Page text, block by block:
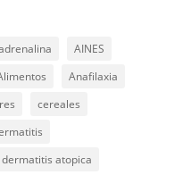
AINES
Anafilaxia
cereales
dermatitis atopica